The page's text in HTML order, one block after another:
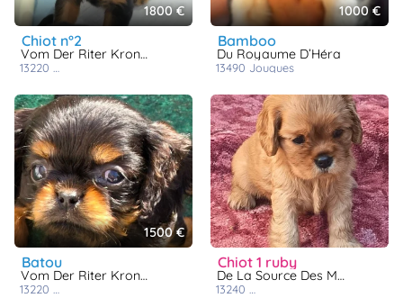
1800 €
chiot n°2
Vom Der Riter Kronen
13220
1000 €
bamboo
Du Royaume D’Héra
13490 jouques
1500 €
batou
Vom Der Riter Kronen
13220
chiot 1 ruby
De La Source Des Mayans
13240